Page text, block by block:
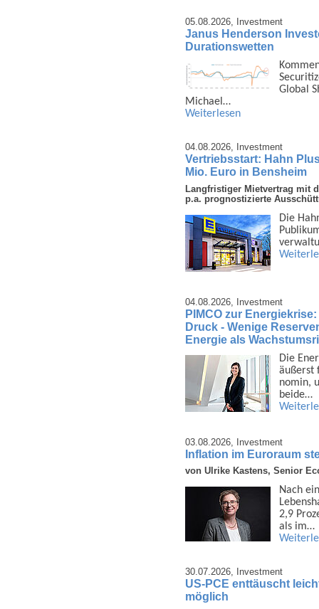
05.08.2026, Investment
Janus Henderson
Durationswetten
Global
Michael…
Weiterlesen
04.08.2026, Investment
Vertriebsstart: Hahn
Mio. Euro in Bensheim
Langfristiger Mietvertrag mit
p.a. prognostizierte
Die
04.08.2026, Investment
PIMCO zur
Druck - Wenige
Energie als
Die
äußerst
nomin,
beide…
03.08.2026, Investment
Inflation im Euroraum
von Ulrike Kastens, Senior
Nach
2,9
als im…
30.07.2026, Investment
US-PCE enttäuscht
möglich